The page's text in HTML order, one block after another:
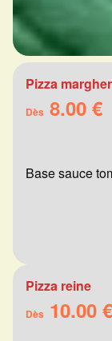
Pizza
Dès 8.00 €
Base sauce
Pizza reine
Dès 10.00 €